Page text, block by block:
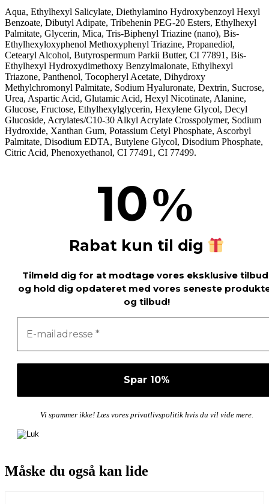
Aqua, Ethylhexyl Salicylate, Diethylamino Hydroxybenzoyl Hexyl
Benzoate, Dibutyl Adipate, Tribehenin PEG-20 Esters, Ethylhexyl
Palmitate, Glycerin, Mica, Tris-Biphenyl Triazine (nano), Bis-
Ethylhexyloxyphenol Methoxyphenyl Triazine, Propanediol,
Cetearyl Alcohol, Butyrospermum Parkii Butter, CI 77891, Bis-
Ethylhexyl Hydroxydimethoxy Benzylmalonate, Ethylhexyl
Triazone, Panthenol, Tocopheryl Acetate, Dihydroxy
Methylchromonyl Palmitate, Sodium Hyaluronate, Dextrin, Sucrose,
Urea, Aspartic Acid, Glutamic Acid, Hexyl Nicotinate, Alanine,
Glucose, Fructose, Ethylhexylglycerin, Hexylene Glycol, Decyl
Glucoside, Acrylates/C10-30 Alkyl Acrylate Crosspolymer, Sodium
Hydroxide, Xanthan Gum, Potassium Cetyl Phosphate, Ascorbyl
Palmitate, Disodium EDTA, Butylene Glycol, Disodium Phosphate,
Citric Acid, Phenoxyethanol, CI 77491, CI 77499.
10%
Rabat kun til dig
Tilmeld dig for at modtage vores eksklusive
og hold dig opdateret med vores seneste
og tilbud!
Vi spammer ikke! Læs vores privatlivspolitik hvis du vil vide mere.
Måske du også kan lide